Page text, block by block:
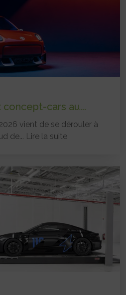
cars au...
vient de se dérouler à
de... Lire la suite